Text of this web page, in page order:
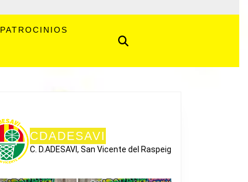
PATROCINIOS
CDADESAVI
C. D.ADESAVI, San Vicente del Raspeig